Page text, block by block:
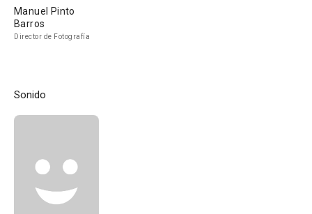
Manuel Pinto
Barros
Director de Fotografía
Sonido